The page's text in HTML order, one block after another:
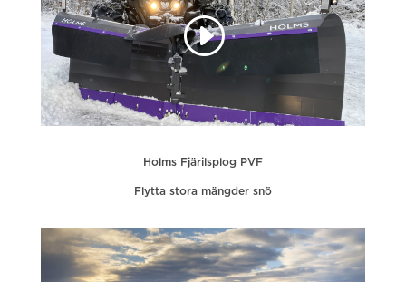
Holms Fjärilsplog PVF
Flytta stora mängder snö